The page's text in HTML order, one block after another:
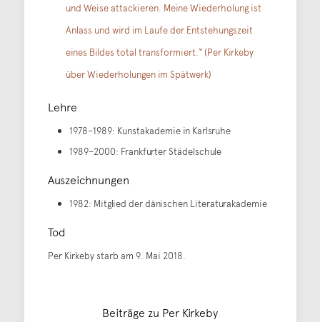
und Weise attackieren. Meine Wiederholung ist
Anlass und wird im Laufe der Entstehungszeit
eines Bildes total transformiert.“ (Per Kirkeby
über Wiederholungen im Spätwerk)
Lehre
1978–1989: Kunstakademie in Karlsruhe
1989–2000: Frankfurter Städelschule
Auszeichnungen
1982: Mitglied der dänischen Literaturakademie
Tod
Per Kirkeby starb am 9. Mai 2018.
Beiträge zu Per Kirkeby